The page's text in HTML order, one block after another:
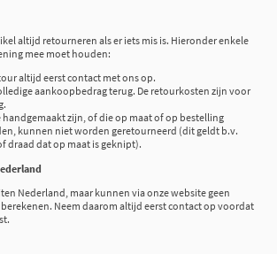
altijd retourneren als er iets mis is. Hieronder enkele
mee moet houden:
altijd eerst contact met ons op.
aankoopbedrag terug. De retourkosten zijn voor
handgemaakt zijn, of die op maat of op bestelling
kunnen niet worden geretourneerd (dit geldt b.v.
draad dat op maat is geknipt).
Nederland, maar kunnen via onze website geen
Neem daarom altijd eerst contact op voordat